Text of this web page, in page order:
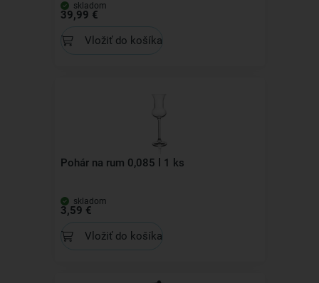
skladom
39,99 €
Vložiť do košíka
Pohár na rum 0,085 l 1 ks
skladom
3,59 €
Vložiť do košíka